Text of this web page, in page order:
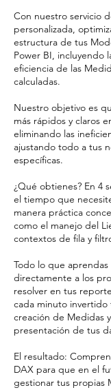
Con nuestro servicio
personalizada,
estructura de tus
Power BI, incluyendo
eficiencia de las
calculadas.
Nuestro objetivo es
más rápidos y claros
eliminando las
ajustando todo a tus
específicas.
¿Qué obtienes? En 4
el tiempo que
manera práctica
como el manejo del
contextos de fila y
Todo lo que aprendas
directamente a los
resolver en tus
cada minuto invertido
creación de Medidas
presentación de tus
El resultado:
DAX para que en el
gestionar tus propias